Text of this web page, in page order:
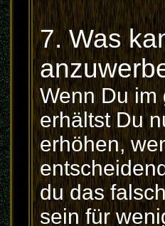
7. Was
Wenn Du im
erhältst Du
erhöhen,
du das
sein für